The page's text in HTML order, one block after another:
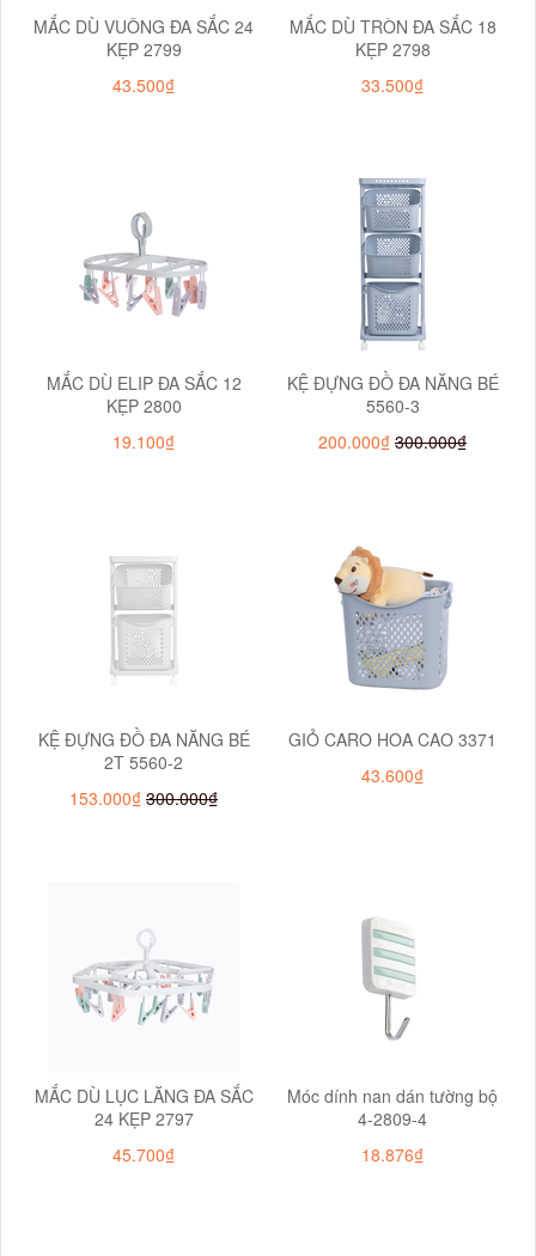
MẮC DÙ VUÔNG ĐA SẮC 24
KẸP 2799
43.500₫
MẮC DÙ TRÒN ĐA SẮC 18
KẸP 2798
33.500₫
MẮC DÙ ELIP ĐA SẮC 12
KẸP 2800
19.100₫
KỆ ĐỰNG ĐỒ ĐA NĂNG BÉ
5560-3
200.000₫ 300.000₫
KỆ ĐỰNG ĐỒ ĐA NĂNG BÉ
2T 5560-2
153.000₫ 300.000₫
GIỎ CARO HOA CAO 3371
43.600₫
MẮC DÙ LỤC LĂNG ĐA SẮC
24 KẸP 2797
45.700₫
Móc dính nan dán tường bộ
4-2809-4
18.876₫